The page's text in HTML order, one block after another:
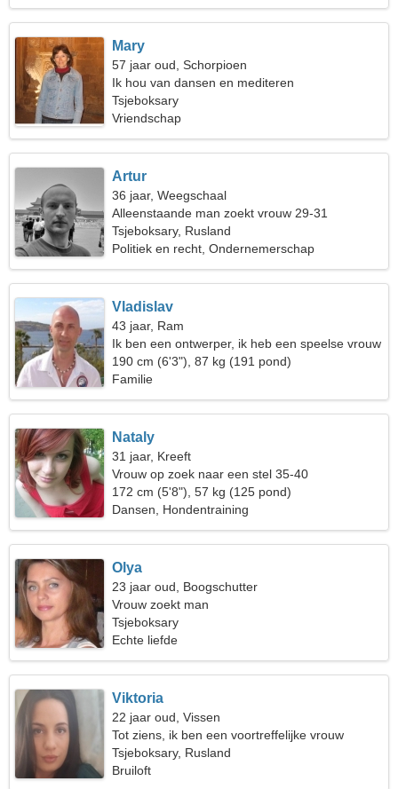
Mary
57 jaar oud, Schorpioen
Ik hou van dansen en mediteren
Tsjeboksary
Vriendschap
Artur
36 jaar, Weegschaal
Alleenstaande man zoekt vrouw 29-31
Tsjeboksary, Rusland
Politiek en recht, Ondernemerschap
Vladislav
43 jaar, Ram
Ik ben een ontwerper, ik heb een speelse vrouw
nodig
190 cm (6'3"), 87 kg (191 pond)
Familie
Nataly
31 jaar, Kreeft
Vrouw op zoek naar een stel 35-40
172 cm (5'8"), 57 kg (125 pond)
Dansen, Hondentraining
Olya
23 jaar oud, Boogschutter
Vrouw zoekt man
Tsjeboksary
Echte liefde
Viktoria
22 jaar oud, Vissen
Tot ziens, ik ben een voortreffelijke vrouw
Tsjeboksary, Rusland
Bruiloft